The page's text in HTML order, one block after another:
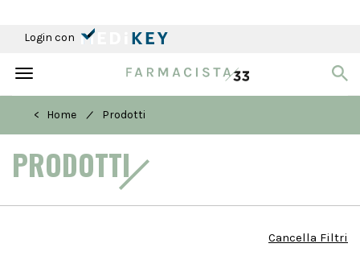
Login con
Toggle
< Home
/ Prodotti
PRODOTTI
Cancella Filtri